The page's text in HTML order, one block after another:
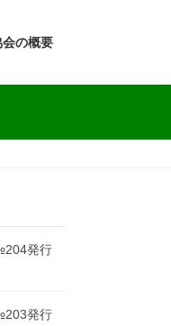
会の概要
発行
発行